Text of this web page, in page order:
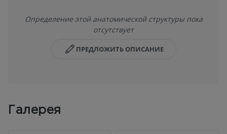
Определение этой анатомической структуры пока
отсутствует
ПРЕДЛОЖИТЬ ОПИСАНИЕ
Галерея